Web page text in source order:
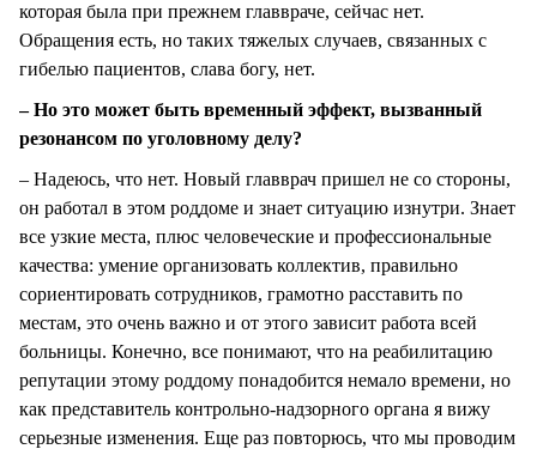
которая была при прежнем главвраче, сейчас нет.
Обращения есть, но таких тяжелых случаев, связанных с
гибелью пациентов, слава богу, нет.
– Но это может быть временный эффект, вызванный
резонансом по уголовному делу?
– Надеюсь, что нет. Новый главврач пришел не со стороны,
он работал в этом роддоме и знает ситуацию изнутри. Знает
все узкие места, плюс человеческие и профессиональные
качества: умение организовать коллектив, правильно
сориентировать сотрудников, грамотно расставить по
местам, это очень важно и от этого зависит работа всей
больницы. Конечно, все понимают, что на реабилитацию
репутации этому роддому понадобится немало времени, но
как представитель контрольно-надзорного органа я вижу
серьезные изменения. Еще раз повторюсь, что мы проводим